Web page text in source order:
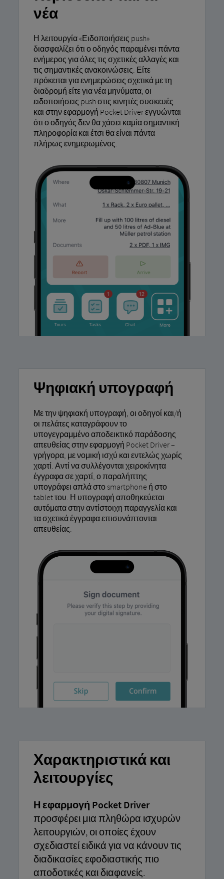
νέα
Η λειτουργία «Ειδοποιήσεις push»
διασφαλίζει ότι ο οδηγός παραμένει πάντα
ενήμερος για όλες τις σχετικές αλλαγές και
τις σημαντικές ανακοινώσεις. Είτε
πρόκειται για ενημερώσεις σχετικά με τη
διαδρομή είτε για νέα μηνύματα, οι
ειδοποιήσεις push στις κινητές συσκευές
και στην εφαρμογή Pocket Driver εγγυώνται
ότι ο οδηγός δεν θα χάσει καμία σημαντική
πληροφορία και έτσι θα είναι πάντα
πλήρως ενημερωμένος.
Ψηφιακή υπογραφή
Με την ψηφιακή υπογραφή, οι οδηγοί και/ή
οι πελάτες καταγράφουν το
υπογεγραμμένο αποδεικτικό παράδοσης
απευθείας στην εφαρμογή Pocket Driver –
γρήγορα, με νομική ισχύ και εντελώς χωρίς
χαρτί. Αντί να συλλέγονται χειροκίνητα
έγγραφα σε χαρτί, ο παραλήπτης
υπογράφει απλά στο smartphone ή στο
tablet του. Η υπογραφή αποθηκεύεται
αυτόματα στην αντίστοιχη παραγγελία και
τα σχετικά έγγραφα επισυνάπτονται
απευθείας.
Χαρακτηριστικά και
λειτουργίες
Η εφαρμογή Pocket Driver
προσφέρει μια πληθώρα ισχυρών
λειτουργιών, οι οποίες έχουν
σχεδιαστεί ειδικά για να κάνουν τις
διαδικασίες εφοδιαστικής πιο
αποδοτικές και διαφανείς.